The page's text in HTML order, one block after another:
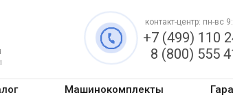
контакт-центр: пн-вс
+7 (499) 110
8 (800) 555
Машинокомплекты